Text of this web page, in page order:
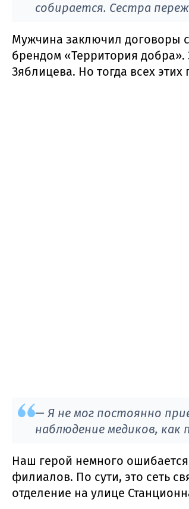
собирается. Сестра
Мужчина заключил договоры
брендом «Территория
Зяблицева. Но тогда всех
— Я не мог постоянно
наблюдение медиков, как
Наш герой немного
филиалов. По сути, это сеть
отделение на улице